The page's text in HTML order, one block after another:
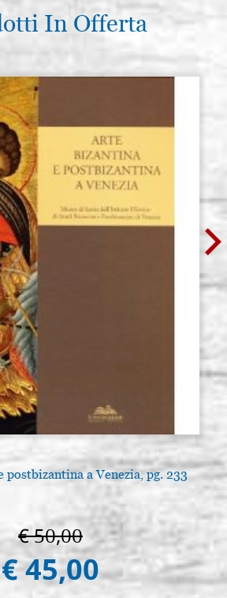
In Offerta
a Venezia, pg. 233
€ 50,00
€ 45,00